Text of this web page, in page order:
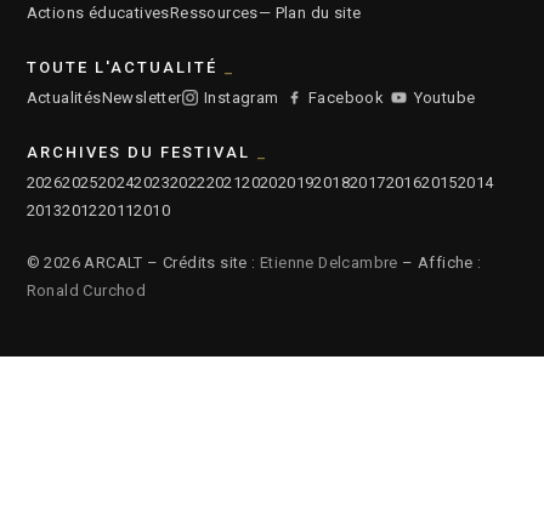
Actions éducativesRessources— Plan du site
TOUTE L'ACTUALITÉ
ActualitésNewsletter Instagram Facebook Youtube
ARCHIVES DU FESTIVAL
2026202520242023202220212020201920182017201620152014
2013201220112010
© 2026 ARCALT – Crédits site : Etienne Delcambre – Affiche :
Ronald Curchod